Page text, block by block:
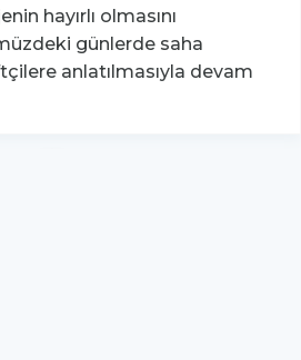
hayırlı olmasını
günlerde saha
anlatılmasıyla devam